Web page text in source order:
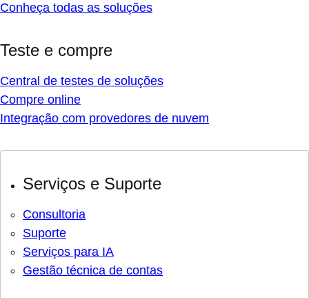
Conheça todas as soluções
Teste e compre
Central de testes de soluções
Compre online
Integração com provedores de nuvem
Serviços e Suporte
Consultoria
Suporte
Serviços para IA
Gestão técnica de contas